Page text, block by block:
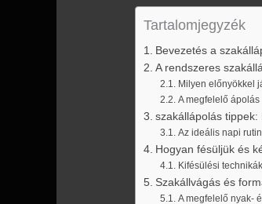
Tartalomjegyzék
Bevezetés a
A rendszeres
Milyen előnyökkel
A megfelelő
szakállápolás
Az ideális napi
Hogyan fésüljük és
Kifésülési
Szakállvágás és
A megfelelő nyak-